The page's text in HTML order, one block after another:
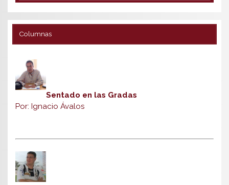
Columnas
Sentado en las Gradas
Por: Ignacio Ávalos